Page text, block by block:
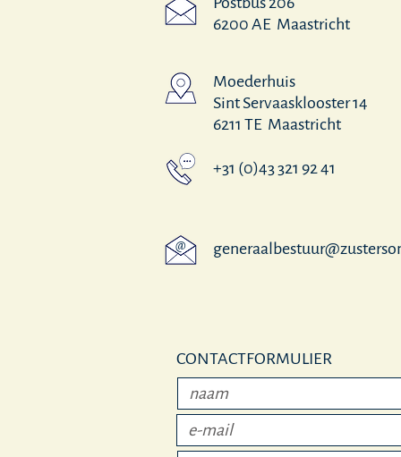
@
6200 AE Maastricht
Moederhuis
Sint Servaasklooster 14
6211 TE Maastricht
+31 (0)43 321 92 41
CONTACTFORMULIER